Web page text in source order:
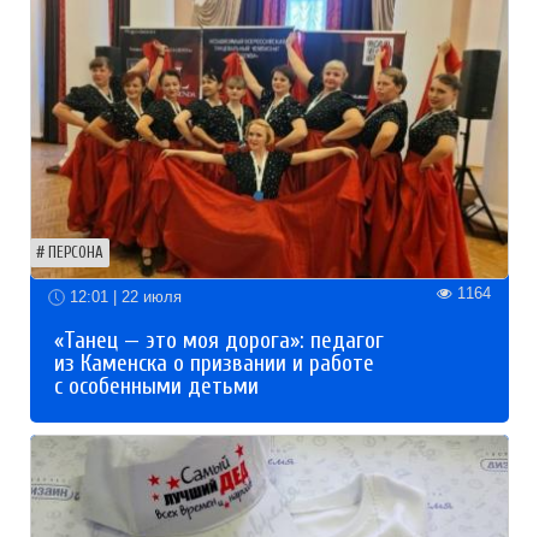
ПЕРСОНА
12:01 | 22 июля 1164
«Танец — это моя дорога»: педагог
из Каменска о призвании и работе
с особенными детьми